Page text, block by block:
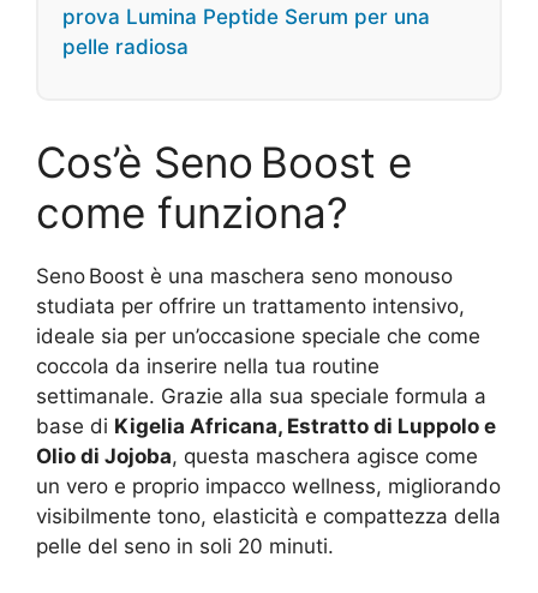
prova Lumina Peptide Serum per una
pelle radiosa
Cos’è Seno Boost e
come funziona?
Seno Boost è una maschera seno monouso
studiata per offrire un trattamento intensivo,
ideale sia per un’occasione speciale che come
coccola da inserire nella tua routine
settimanale. Grazie alla sua speciale formula a
base di Kigelia Africana, Estratto di Luppolo e
Olio di Jojoba, questa maschera agisce come
un vero e proprio impacco wellness, migliorando
visibilmente tono, elasticità e compattezza della
pelle del seno in soli 20 minuti.